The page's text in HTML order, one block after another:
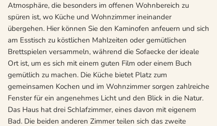
Atmosphäre, die besonders im offenen Wohnbereich zu
spüren ist, wo Küche und Wohnzimmer ineinander
übergehen. Hier können Sie den Kaminofen anfeuern und sich
am Esstisch zu köstlichen Mahlzeiten oder gemütlichen
Brettspielen versammeln, während die Sofaecke der ideale
Ort ist, um es sich mit einem guten Film oder einem Buch
gemütlich zu machen. Die Küche bietet Platz zum
gemeinsamen Kochen und im Wohnzimmer sorgen zahlreiche
Fenster für ein angenehmes Licht und den Blick in die Natur.
Das Haus hat drei Schlafzimmer, eines davon mit eigenem
Bad. Die beiden anderen Zimmer teilen sich das zweite